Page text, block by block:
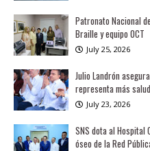
Patronato Nacional
Braille y equipo OCT
July 25, 2026
Julio Landrón
representa más
July 23, 2026
SNS dota al Hospital
óseo de la Red